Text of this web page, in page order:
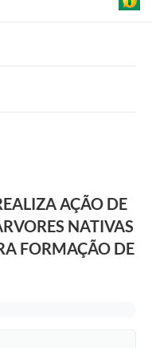
AÇÃO DE
NATIVAS
FORMAÇÃO DE